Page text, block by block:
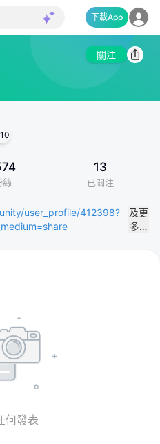
下載App
關注
10
絲
13
已關注
user_profile/412398?
及更
多…
何發表